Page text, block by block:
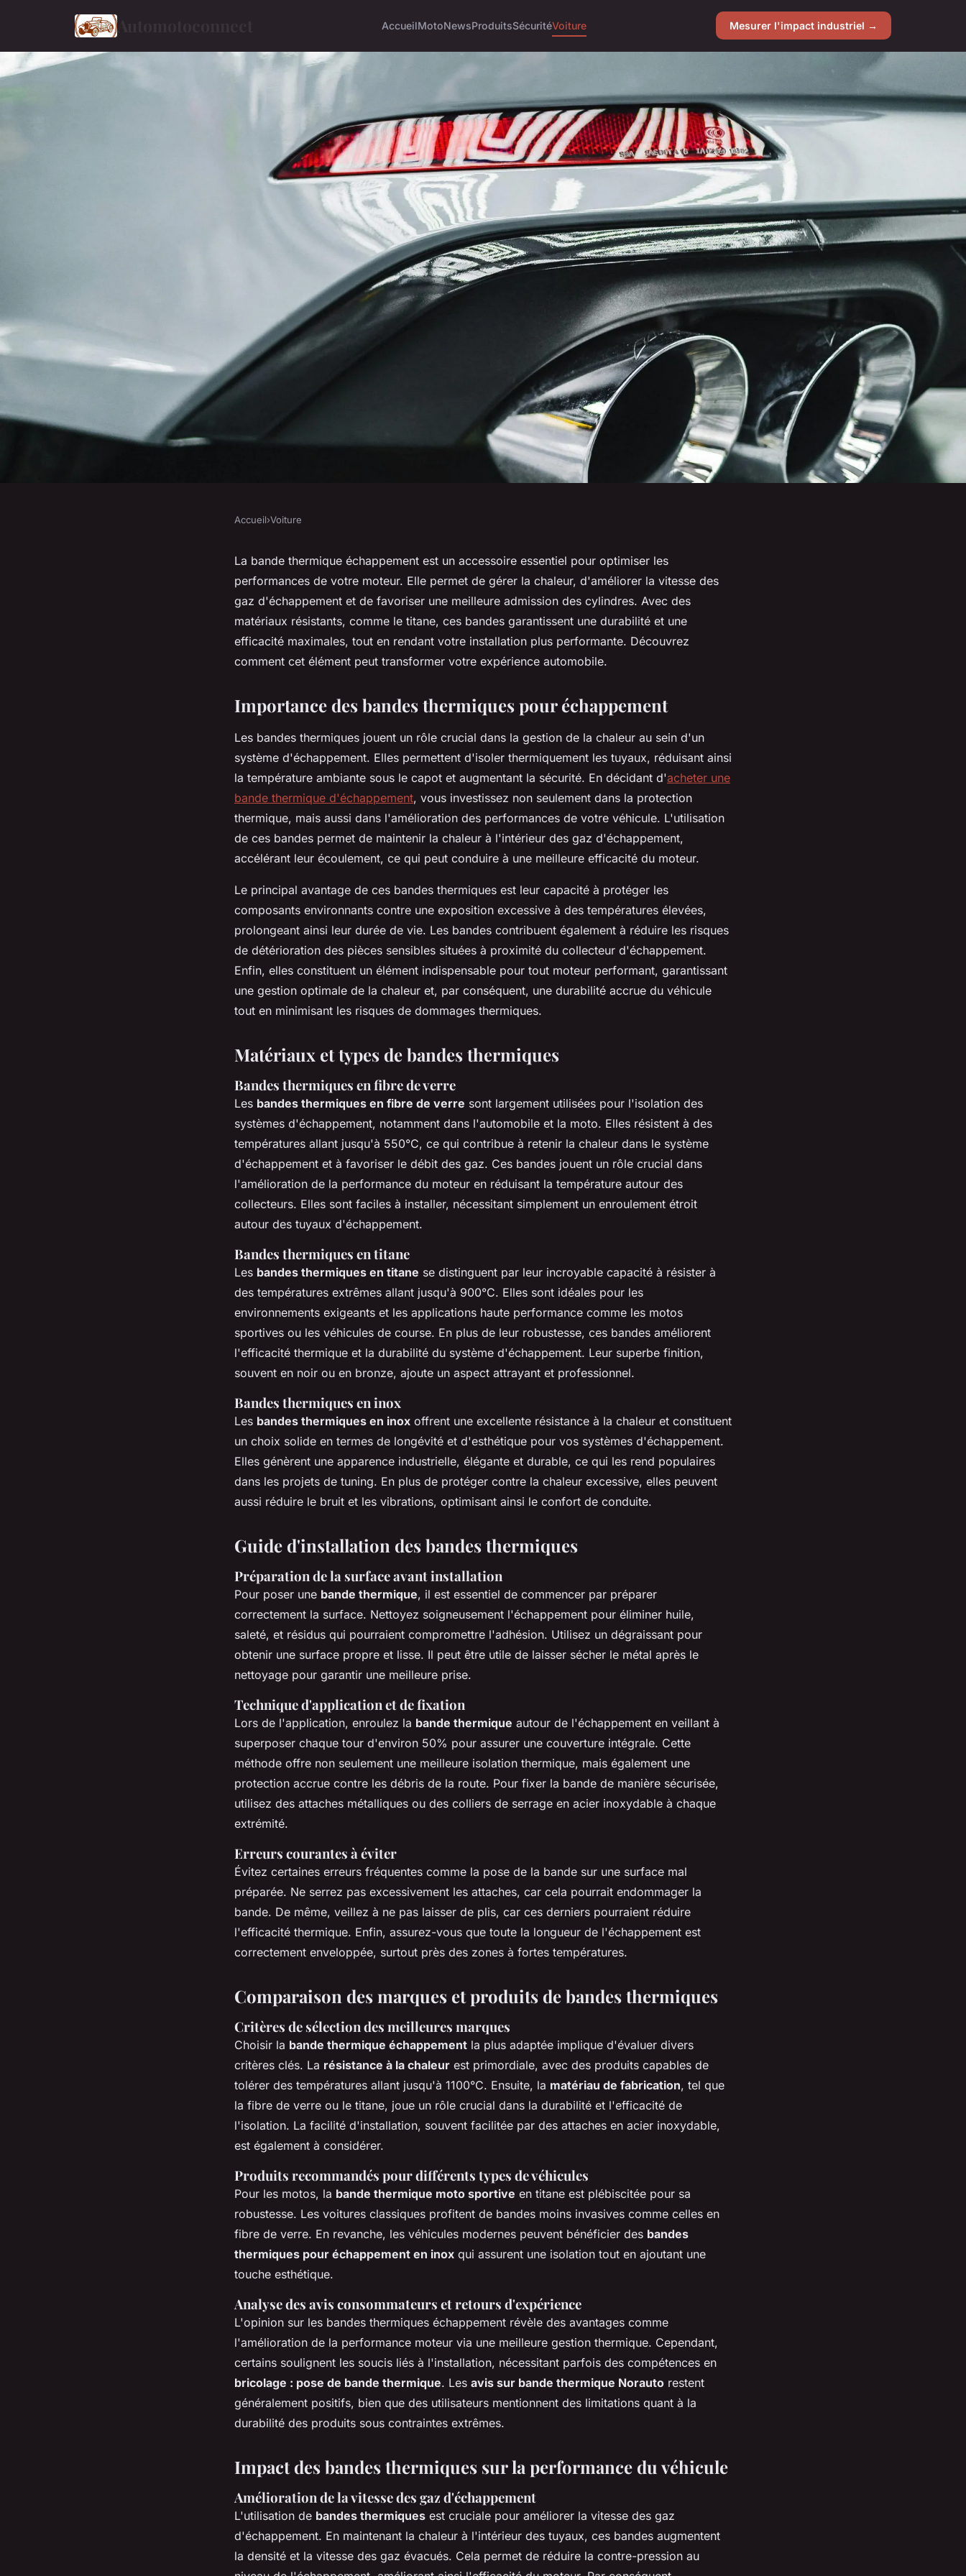
Automotoconnect AccueilMotoNewsProduitsSécuritéVoiture Mesurer l'impact industriel →
Bande thermique échappement :
l'accessoire indispensable pour votre
Accueil›Voiture
La bande thermique échappement est un accessoire essentiel pour optimiser les
performances de votre moteur. Elle permet de gérer la chaleur, d'améliorer la vitesse des
gaz d'échappement et de favoriser une meilleure admission des cylindres. Avec des
matériaux résistants, comme le titane, ces bandes garantissent une durabilité et une
efficacité maximales, tout en rendant votre installation plus performante. Découvrez
comment cet élément peut transformer votre expérience automobile.
Importance des bandes thermiques pour échappement
Les bandes thermiques jouent un rôle crucial dans la gestion de la chaleur au sein d'un
système d'échappement. Elles permettent d'isoler thermiquement les tuyaux, réduisant ainsi
la température ambiante sous le capot et augmentant la sécurité. En décidant d'acheter une
bande thermique d'échappement, vous investissez non seulement dans la protection
thermique, mais aussi dans l'amélioration des performances de votre véhicule. L'utilisation
de ces bandes permet de maintenir la chaleur à l'intérieur des gaz d'échappement,
accélérant leur écoulement, ce qui peut conduire à une meilleure efficacité du moteur.
Le principal avantage de ces bandes thermiques est leur capacité à protéger les
composants environnants contre une exposition excessive à des températures élevées,
prolongeant ainsi leur durée de vie. Les bandes contribuent également à réduire les risques
de détérioration des pièces sensibles situées à proximité du collecteur d'échappement.
Enfin, elles constituent un élément indispensable pour tout moteur performant, garantissant
une gestion optimale de la chaleur et, par conséquent, une durabilité accrue du véhicule
tout en minimisant les risques de dommages thermiques.
Matériaux et types de bandes thermiques
Bandes thermiques en fibre de verre
Les bandes thermiques en fibre de verre sont largement utilisées pour l'isolation des
systèmes d'échappement, notamment dans l'automobile et la moto. Elles résistent à des
températures allant jusqu'à 550°C, ce qui contribue à retenir la chaleur dans le système
d'échappement et à favoriser le débit des gaz. Ces bandes jouent un rôle crucial dans
l'amélioration de la performance du moteur en réduisant la température autour des
collecteurs. Elles sont faciles à installer, nécessitant simplement un enroulement étroit
autour des tuyaux d'échappement.
Bandes thermiques en titane
Les bandes thermiques en titane se distinguent par leur incroyable capacité à résister à
des températures extrêmes allant jusqu'à 900°C. Elles sont idéales pour les
environnements exigeants et les applications haute performance comme les motos
sportives ou les véhicules de course. En plus de leur robustesse, ces bandes améliorent
l'efficacité thermique et la durabilité du système d'échappement. Leur superbe finition,
souvent en noir ou en bronze, ajoute un aspect attrayant et professionnel.
Bandes thermiques en inox
Les bandes thermiques en inox offrent une excellente résistance à la chaleur et constituent
un choix solide en termes de longévité et d'esthétique pour vos systèmes d'échappement.
Elles génèrent une apparence industrielle, élégante et durable, ce qui les rend populaires
dans les projets de tuning. En plus de protéger contre la chaleur excessive, elles peuvent
aussi réduire le bruit et les vibrations, optimisant ainsi le confort de conduite.
Guide d'installation des bandes thermiques
Préparation de la surface avant installation
Pour poser une bande thermique, il est essentiel de commencer par préparer
correctement la surface. Nettoyez soigneusement l'échappement pour éliminer huile,
saleté, et résidus qui pourraient compromettre l'adhésion. Utilisez un dégraissant pour
obtenir une surface propre et lisse. Il peut être utile de laisser sécher le métal après le
nettoyage pour garantir une meilleure prise.
Technique d'application et de fixation
Lors de l'application, enroulez la bande thermique autour de l'échappement en veillant à
superposer chaque tour d'environ 50% pour assurer une couverture intégrale. Cette
méthode offre non seulement une meilleure isolation thermique, mais également une
protection accrue contre les débris de la route. Pour fixer la bande de manière sécurisée,
utilisez des attaches métalliques ou des colliers de serrage en acier inoxydable à chaque
extrémité.
Erreurs courantes à éviter
Évitez certaines erreurs fréquentes comme la pose de la bande sur une surface mal
préparée. Ne serrez pas excessivement les attaches, car cela pourrait endommager la
bande. De même, veillez à ne pas laisser de plis, car ces derniers pourraient réduire
l'efficacité thermique. Enfin, assurez-vous que toute la longueur de l'échappement est
correctement enveloppée, surtout près des zones à fortes températures.
Comparaison des marques et produits de bandes thermiques
Critères de sélection des meilleures marques
Choisir la bande thermique échappement la plus adaptée implique d'évaluer divers
critères clés. La résistance à la chaleur est primordiale, avec des produits capables de
tolérer des températures allant jusqu'à 1100°C. Ensuite, la matériau de fabrication, tel que
la fibre de verre ou le titane, joue un rôle crucial dans la durabilité et l'efficacité de
l'isolation. La facilité d'installation, souvent facilitée par des attaches en acier inoxydable,
est également à considérer.
Produits recommandés pour différents types de véhicules
Pour les motos, la bande thermique moto sportive en titane est plébiscitée pour sa
robustesse. Les voitures classiques profitent de bandes moins invasives comme celles en
fibre de verre. En revanche, les véhicules modernes peuvent bénéficier des bandes
thermiques pour échappement en inox qui assurent une isolation tout en ajoutant une
touche esthétique.
Analyse des avis consommateurs et retours d'expérience
L'opinion sur les bandes thermiques échappement révèle des avantages comme
l'amélioration de la performance moteur via une meilleure gestion thermique. Cependant,
certains soulignent les soucis liés à l'installation, nécessitant parfois des compétences en
bricolage : pose de bande thermique. Les avis sur bande thermique Norauto restent
généralement positifs, bien que des utilisateurs mentionnent des limitations quant à la
durabilité des produits sous contraintes extrêmes.
Impact des bandes thermiques sur la performance du véhicule
Amélioration de la vitesse des gaz d'échappement
L'utilisation de bandes thermiques est cruciale pour améliorer la vitesse des gaz
d'échappement. En maintenant la chaleur à l'intérieur des tuyaux, ces bandes augmentent
la densité et la vitesse des gaz évacués. Cela permet de réduire la contre-pression au